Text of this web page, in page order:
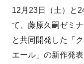
12月23日（土）と
て、藤原久嗣ゼミ
と共同開発した「
エール」の新作発